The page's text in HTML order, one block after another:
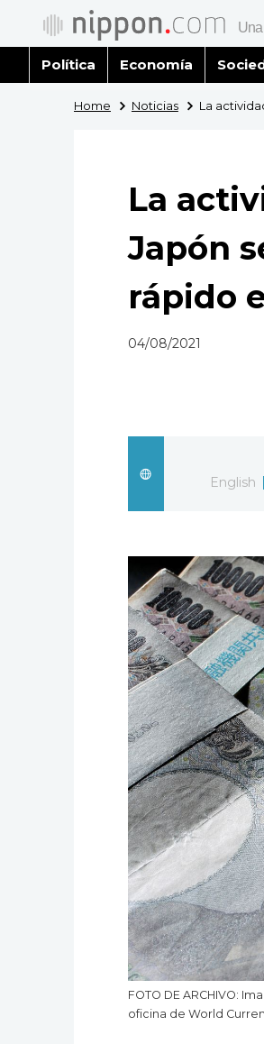
Política Economía
Home Noticias La
La
Japón
rápido
04/08/2021
English
FOTO DE ARCHIVO:
oficina de World